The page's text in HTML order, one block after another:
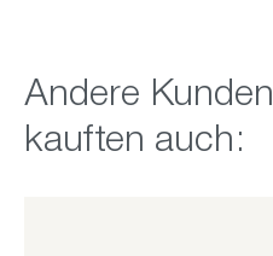
Produktgalerie überspringen
Andere Kunden
kauften auch: